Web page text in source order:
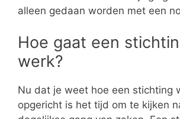
alleen gedaan worden met een
Hoe gaat een
werk?
Nu dat je weet hoe een stichting
opgericht is het tijd om te kijken